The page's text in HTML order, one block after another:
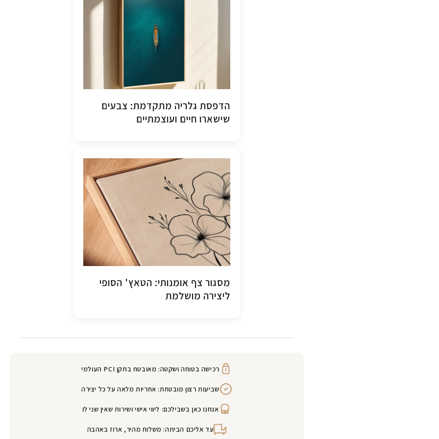
הדפסת גלריה מתקדמת: צבעים
שישארו חיים ועוצמתיים
מסגור צף אומנותי: הטאץ' הסופי
ליצירה מושלמת
רכישה בטוחה ושקטה: מאובטח בתקן PCI העולמי
שביעות רצון מובטחת: אחריות מלאה על כל יצירה
אנחנו כאן בשבילכם: ליווי אישי ושירות שאין שני לו
עד אליכם הביתה: משלוח מהיר, ארוז באהבה